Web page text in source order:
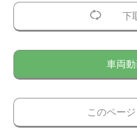
下
車両動
このペー